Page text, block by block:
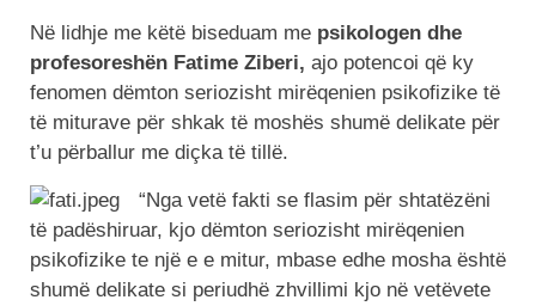
Në lidhje me këtë biseduam me psikologen dhe
profesoreshën Fatime Ziberi, ajo potencoi që ky
fenomen dëmton seriozisht mirëqenien psikofizike të
të miturave për shkak të moshës shumë delikate për
t’u përballur me diçka të tillë.
“Nga vetë fakti se flasim për shtatëzëni
të padëshiruar, kjo dëmton seriozisht mirëqenien
psikofizike te një e e mitur, mbase edhe mosha është
shumë delikate si periudhë zhvillimi kjo në vetëvete